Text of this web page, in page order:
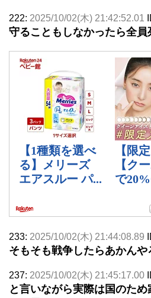
222: 2025/10/02(木) 21:42:52.01
守ることもしなかったら全
233: 2025/10/02(木) 21:44:08.89
そもそも戦争したらあかんや
237: 2025/10/02(木) 21:45:17.00
と言いながら実際は国のた